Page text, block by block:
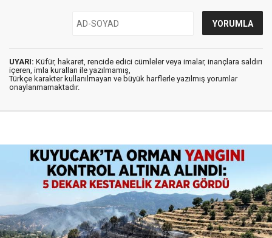
UYARI: Küfür, hakaret, rencide edici cümleler veya imalar, inançlara saldırı
içeren, imla kuralları ile yazılmamış,
Türkçe karakter kullanılmayan ve büyük harflerle yazılmış yorumlar
onaylanmamaktadır.